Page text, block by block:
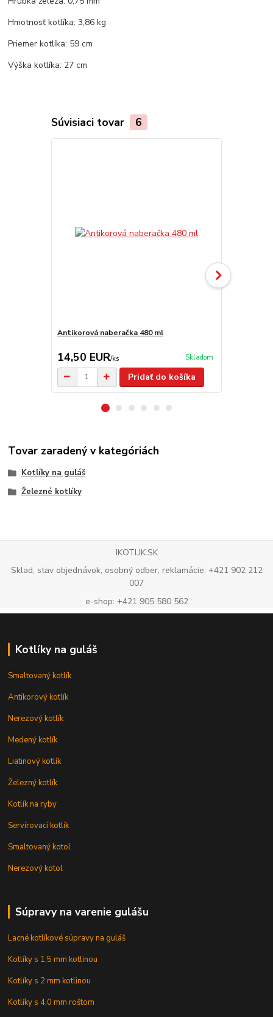
Hmotnosť kotlíka: 3,86 kg
Priemer kotlíka: 59 cm
Výška kotlíka: 27 cm
Súvisiaci tovar 6
Antikorová naberačka 480 ml
14,50 EUR/ks Skladom
Pridať do košíka
Tovar zaradený v kategóriách
Kotlíky na guláš
Železné kotlíky
IKOTLIK.SK
Sklad, stav objednávok, osobný odber, reklamácie: +421 902 212
007
e-shop: +421 905 580 562
Kotlíky na guláš
Smaltovaný kotlík
Antikorový kotlík
Nerezový kotlík
Medený kotlík
Liatinový kotlík
Železný kotlík
Kotlík na ryby
Servírovací kotlík
Smaltovaný kotol
Nerezový kotol
Súpravy na varenie gulášu
Lacné kotlíkové súpravy na guláš
Kotlíky s 1,5 mm kotlinou
Kotlíky s 2 mm kotlinou
Kotlíky s 4,0 mm roštom